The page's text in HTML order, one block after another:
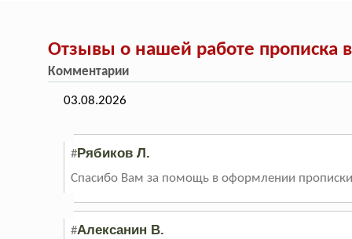
Отзывы о нашей работе прописка
Комментарии
03.08.2026
#Рябиков Л.
Спасибо Вам за помощь в оформлении
#Алексанин В.